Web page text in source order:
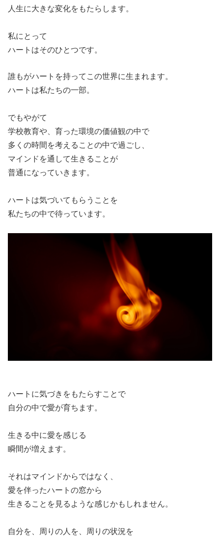
人生に大きな変化をもたらします。
私にとって
ハートはそのひとつです。
誰もがハートを持ってこの世界に生まれます。
ハートは私たちの一部。
でもやがて
学校教育や、育った環境の価値観の中で
多くの時間を考えることの中で過ごし、
マインドを通して生きることが
普通になっていきます。
ハートは気づいてもらうことを
私たちの中で待っています。
ハートに気づきをもたらすことで
自分の中で愛が育ちます。
生きる中に愛を感じる
瞬間が増えます。
それはマインドからではなく、
愛を伴ったハートの窓から
生きることを見るような感じかもしれません。
自分を、周りの人を、周りの状況を